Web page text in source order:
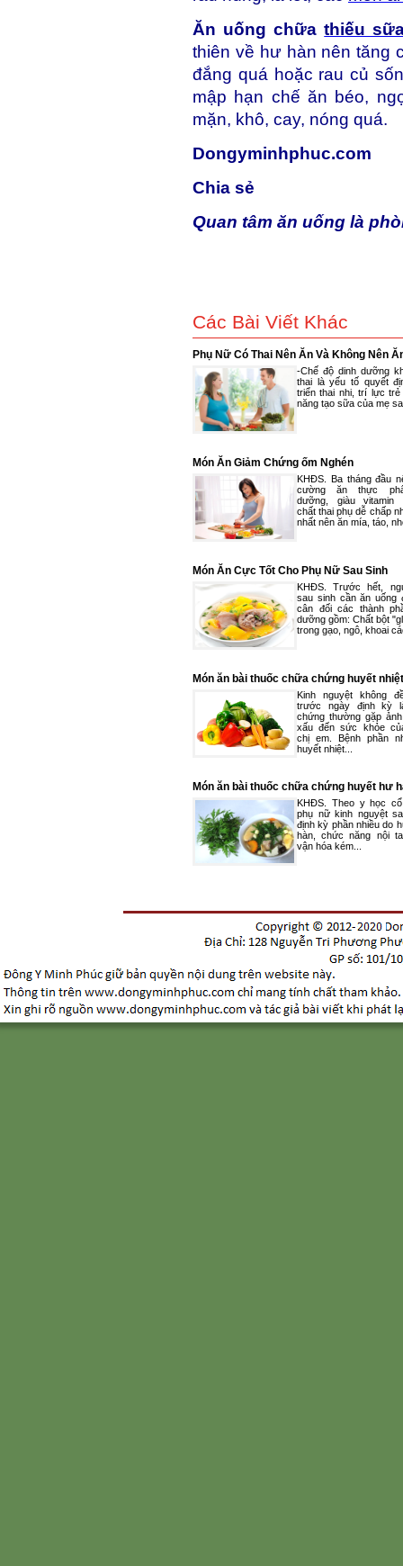
Ăn uống chữathiếu
thiên về hư hàn nên tăng
đắng quá hoặc rau củ
mập hạn chế ăn béo,
mặn, khô, cay, nóng quá.
Dongyminhphuc.com
Chia sẻ
Quan tâm ăn uống là
Các Bài Viết Khác
Phụ Nữ Có Thai Nên Ăn Và Không Nên
-Chế độ dinh dưỡng
thai là yếu tố quyết
triển thai nhi, trí lực
năng tạo sữa của mẹ
Món Ăn Giảm Chứng ốm Nghén
KHĐS. Ba tháng đầu
cường ăn thực
dưỡng, giàu vitamin
chất thai phụ dễ chấp
nhất nên ăn mía, táo,
Món Ăn Cực Tốt Cho Phụ Nữ Sau Sinh
KHĐS. Trước hết,
sau sinh cần ăn uống
cân đối các thành
dưỡng gồm: Chất bột
trong gạo, ngô, khoai
Món ăn bài thuốc chữa chứng huyết nhiệt
Kinh nguyệt không
trước ngày định kỳ
chứng thường gặp
xấu đến sức khỏe
chị em. Bệnh phần
huyết nhiệt...
Món ăn bài thuốc chữa chứng huyết hư
KHĐS. Theo y học
phụ nữ kinh nguyệt
định kỳ phần nhiều do
hàn, chức năng nội
vận hóa kém...